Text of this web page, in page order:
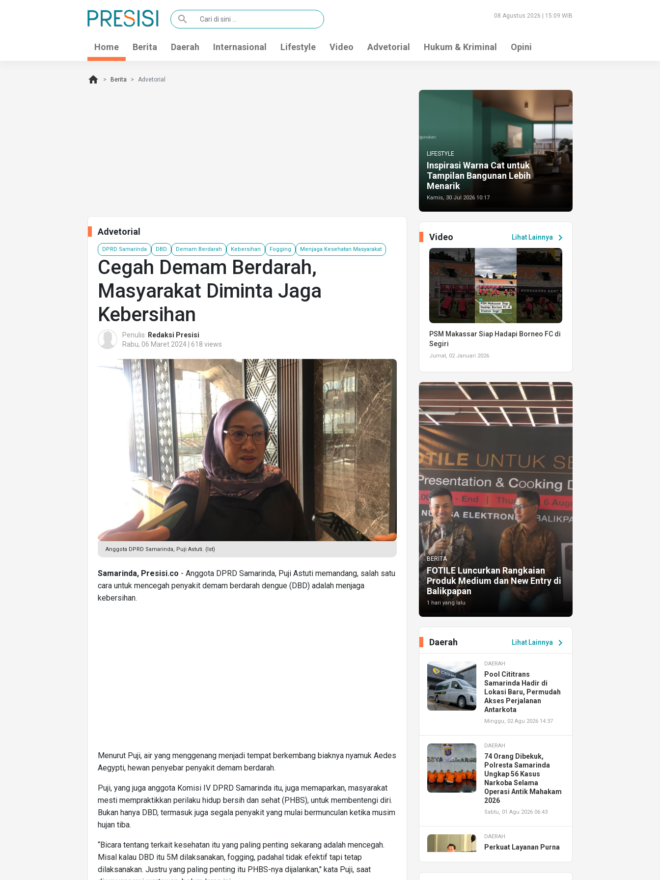
search 08 Agustus 2026 | 15:09 WIB
Home Berita Daerah Internasional Lifestyle Video Advetorial Hukum & Kriminal Opini
home Berita Advetorial
Advetorial
DPRD Samarinda DBD Demam Berdarah Kebersihan Fogging Menjaga Kesehatan Masyarakat
Cegah Demam Berdarah,
Masyarakat Diminta Jaga
Kebersihan
Penulis: Redaksi Presisi
Rabu, 06 Maret 2024 | 618 views
Anggota DPRD Samarinda, Puji Astuti. (Ist)
Samarinda, Presisi.co - Anggota DPRD Samarinda, Puji Astuti memandang, salah satu
cara untuk mencegah penyakit demam berdarah dengue (DBD) adalah menjaga
kebersihan.
Menurut Puji, air yang menggenang menjadi tempat berkembang biaknya nyamuk Aedes
Aegypti, hewan penyebar penyakit demam berdarah.
Puji, yang juga anggota Komisi IV DPRD Samarinda itu, juga memaparkan, masyarakat
mesti mempraktikkan perilaku hidup bersih dan sehat (PHBS), untuk membentengi diri.
Bukan hanya DBD, termasuk juga segala penyakit yang mulai bermunculan ketika musim
hujan tiba.
“Bicara tentang terkait kesehatan itu yang paling penting sekarang adalah mencegah.
Misal kalau DBD itu 5M dilaksanakan, fogging, padahal tidak efektif tapi tetap
dilaksanakan. Justru yang paling penting itu PHBS-nya dijalankan," kata Puji, saat
LIFESTYLE
Inspirasi Warna Cat untuk
Tampilan Bangunan Lebih
Menarik
Kamis, 30 Jul 2026 10:17
Lihat Lainnya chevron_right
Video
PSM Makassar Siap Hadapi Borneo FC di
Segiri
Jumat, 02 Januari 2026
BERITA
FOTILE Luncurkan Rangkaian
Produk Medium dan New Entry di
Balikpapan
1 hari yang lalu
Lihat Lainnya chevron_right
Daerah
DAERAH
Pool Cititrans
Samarinda Hadir di
Lokasi Baru, Permudah
Akses Perjalanan
Antarkota
Minggu, 02 Agu 2026 14:37
DAERAH
74 Orang Dibekuk,
Polresta Samarinda
Ungkap 56 Kasus
Narkoba Selama
Operasi Antik Mahakam
2026
Sabtu, 01 Agu 2026 06:43
DAERAH
Perkuat Layanan Purna
Resmikan AHASS